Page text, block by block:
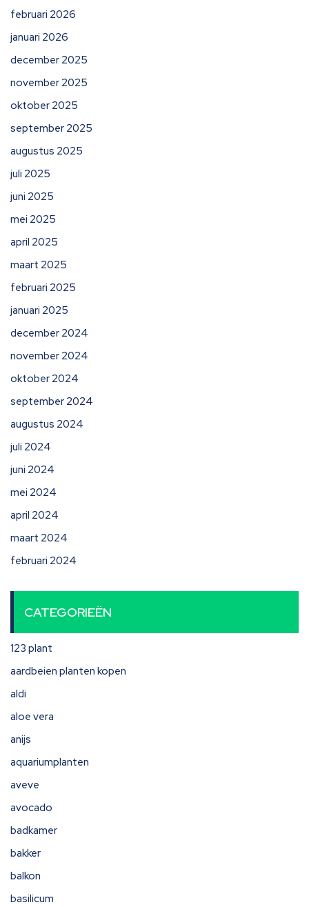
februari 2026
januari 2026
december 2025
november 2025
oktober 2025
september 2025
augustus 2025
juli 2025
juni 2025
mei 2025
april 2025
maart 2025
februari 2025
januari 2025
december 2024
november 2024
oktober 2024
september 2024
augustus 2024
juli 2024
juni 2024
mei 2024
april 2024
maart 2024
februari 2024
CATEGORIEËN
123 plant
aardbeien planten kopen
aldi
aloe vera
anijs
aquariumplanten
aveve
avocado
badkamer
bakker
balkon
basilicum